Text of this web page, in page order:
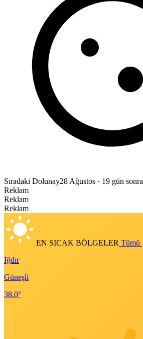
Sıradaki Dolunay28 Ağustos · 19 gün sonra
Reklam
Reklam
Reklam
EN SICAK BÖLGELER Tümü
Iğdır
Güneşli
38.0°